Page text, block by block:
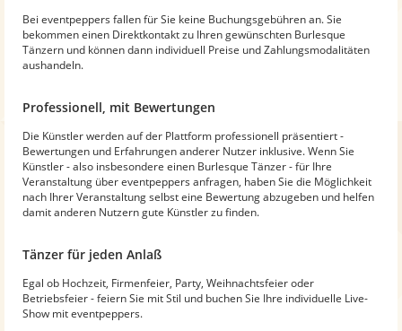
Bei eventpeppers fallen für Sie keine Buchungsgebühren an. Sie
bekommen einen Direktkontakt zu Ihren gewünschten Burlesque
Tänzern und können dann individuell Preise und Zahlungsmodalitäten
aushandeln.
Professionell, mit Bewertungen
Die Künstler werden auf der Plattform professionell präsentiert -
Bewertungen und Erfahrungen anderer Nutzer inklusive. Wenn Sie
Künstler - also insbesondere einen Burlesque Tänzer - für Ihre
Veranstaltung über eventpeppers anfragen, haben Sie die Möglichkeit
nach Ihrer Veranstaltung selbst eine Bewertung abzugeben und helfen
damit anderen Nutzern gute Künstler zu finden.
Tänzer für jeden Anlaß
Egal ob Hochzeit, Firmenfeier, Party, Weihnachtsfeier oder
Betriebsfeier - feiern Sie mit Stil und buchen Sie Ihre individuelle Live-
Show mit eventpeppers.